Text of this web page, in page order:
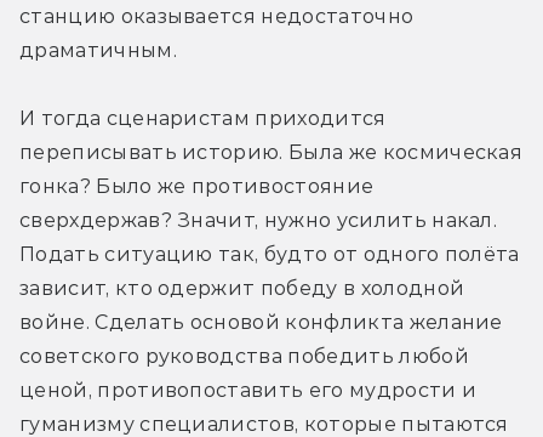
станцию оказывается недостаточно
драматичным.
И тогда сценаристам приходится
переписывать историю. Была же космическая
гонка? Было же противостояние
сверхдержав? Значит, нужно усилить накал.
Подать ситуацию так, будто от одного полёта
зависит, кто одержит победу в холодной
войне. Сделать основой конфликта желание
советского руководства победить любой
ценой, противопоставить его мудрости и
гуманизму специалистов, которые пытаются